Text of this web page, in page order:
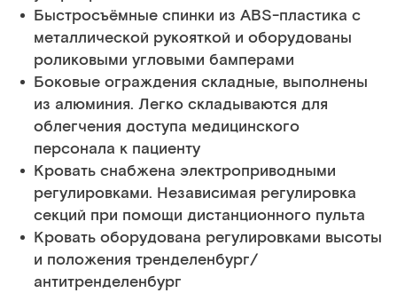
Быстросъёмные спинки из АВS-пластика с
металлической рукояткой и оборудованы
роликовыми угловыми бамперами
Боковые ограждения складные, выполнены
из алюминия. Легко складываются для
облегчения доступа медицинского
персонала к пациенту
Кровать снабжена электроприводными
регулировками. Независимая регулировка
секций при помощи дистанционного пульта
Кровать оборудована регулировками высоты
и положения тренделенбург/
антитренделенбург